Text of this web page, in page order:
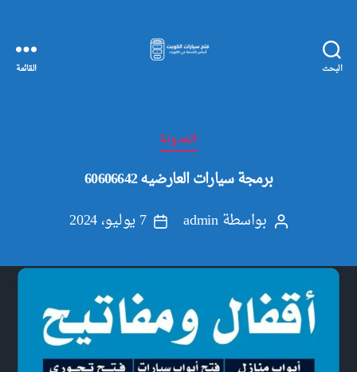
البحث
الكويت
القائمة
التصنيفاتالمدونة
برمجة سيارات العارضيه 60606642
كاتببواسطةadmin
تاريخ
7 يوليو، 2024